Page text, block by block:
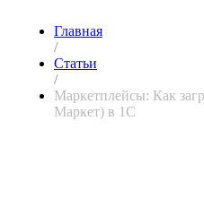
Главная
/
Статьи
/
Маркетплейсы: Как
Маркет) в 1С